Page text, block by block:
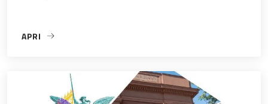
APRI
«MOSTRA / LUIGI GHIRRI. A SERIES OF DREAMS»